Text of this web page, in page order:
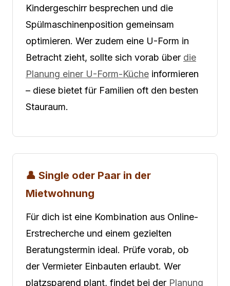
Kindergeschirr besprechen und die
Spülmaschinenposition gemeinsam
optimieren. Wer zudem eine U-Form in
Betracht zieht, sollte sich vorab über die
Planung einer U-Form-Küche informieren
– diese bietet für Familien oft den besten
Stauraum.
👤 Single oder Paar in der
Mietwohnung
Für dich ist eine Kombination aus Online-
Erstrecherche und einem gezielten
Beratungstermin ideal. Prüfe vorab, ob
der Vermieter Einbauten erlaubt. Wer
platzsparend plant, findet bei der Planung